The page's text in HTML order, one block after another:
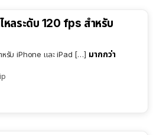
หลระดับ 120 fps สำหรับ
ำหรับ iPhone และ iPad […] มากกว่า